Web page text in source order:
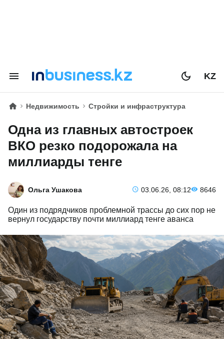
KZ
Недвижимость Стройки и инфраструктура
Одна из главных автостроек
ВКО резко подорожала на
миллиарды тенге
Ольга Ушакова 03.06.26, 08:12 8646
Один из подрядчиков проблемной трассы до сих пор не
вернул государству почти миллиард тенге аванса